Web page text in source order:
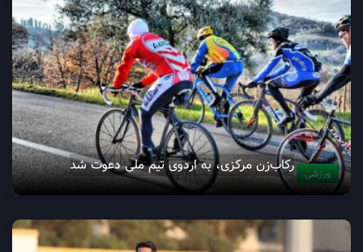
ورزشی رکاب‌زن مرکزی، به اردوی تیم ملی دعوت شد